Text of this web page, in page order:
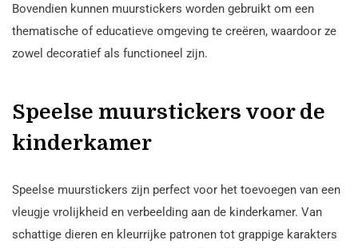
Bovendien kunnen muurstickers worden gebruikt om een
thematische of educatieve omgeving te creëren, waardoor ze
zowel decoratief als functioneel zijn.
Speelse muurstickers voor de
kinderkamer
Speelse muurstickers zijn perfect voor het toevoegen van een
vleugje vrolijkheid en verbeelding aan de kinderkamer. Van
schattige dieren en kleurrijke patronen tot grappige karakters